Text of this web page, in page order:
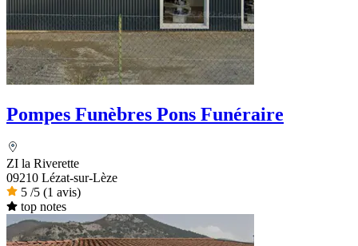
Pompes Funèbres Pons Funéraire
ZI la Riverette
09210 Lézat-sur-Lèze
5 /5 (1 avis)
top notes